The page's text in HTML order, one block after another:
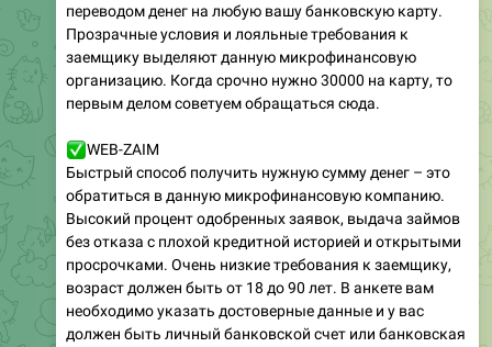
переводом денег на любую вашу банковскую карту.
Прозрачные условия и лояльные требования к
заемщику выделяют данную микрофинансовую
организацию. Когда срочно нужно 30000 на карту, то
первым делом советуем обращаться сюда.
WEB-ZAIM
Быстрый способ получить нужную сумму денег – это
обратиться в данную микрофинансовую компанию.
Высокий процент одобренных заявок, выдача займов
без отказа с плохой кредитной историей и открытыми
просрочками. Очень низкие требования к заемщику,
возраст должен быть от 18 до 90 лет. В анкете вам
необходимо указать достоверные данные и у вас
должен быть личный банковской счет или банковская